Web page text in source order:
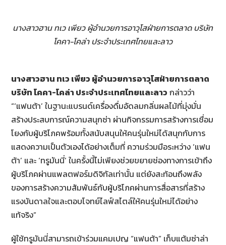
นางสาวฮาน ทเว เพียว ผู้อำนวยการอาวุโสฝ่ายการตลาด บริษัท
โคคา-โคล่า ประจำประเทศไทยและลาว
นางสาวฮาน ทเว เพียว ผู้อำนวยการอาวุโสฝ่ายการตลาด
บริษัท โคคา-โคล่า ประจำประเทศไทยและลาว กล่าวว่า
“‘แฟนต้า’ ในฐานะแบรนด์เครื่องดื่มอัดลมกลิ่นผลไม้ที่มุ่งมั่น
สร้างประสบการณ์ความสนุกซ่า ผ่านกิจกรรมการสร้างการเชื่อม
โยงกับผู้บริโภคพร้อมทั้งสนับสนุนให้คนรุ่นใหม่ได้สนุกกับการ
แสดงความเป็นตัวเองได้อย่างเต็มที่ ความร่วมมือระหว่าง ‘แฟน
ต้า’ และ ‘ทรูมันนี่’ ในครั้งนี้ไม่เพียงช่วยขยายช่องทางการเข้าถึง
ผู้บริโภคผ่านแพลตฟอร์มดิจิทัลเท่านั้น แต่ยังสะท้อนถึงพลัง
ของการสร้างความสัมพันธ์กับผู้บริโภคผ่านการสื่อสารที่สร้าง
แรงบันดาลใจและตอบโจทย์ไลฟ์สไตล์ให้คนรุ่นใหม่ได้อย่าง
แท้จริง”
ผู้ใช้ทรูมันนี่สามารถเข้าร่วมแคมเปญ “แฟนต้า” เก็บแต้มซ่าล่า